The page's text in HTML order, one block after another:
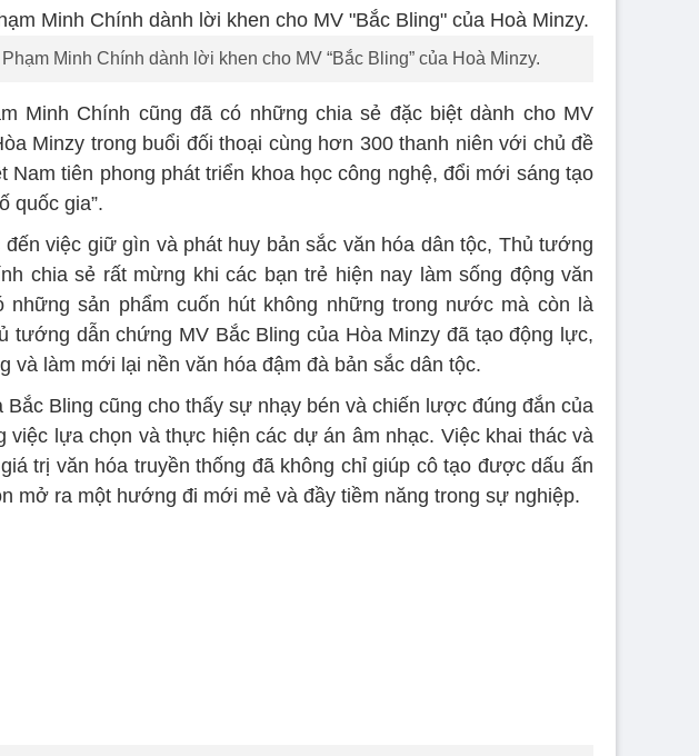
Minh Chính dành lời khen cho MV “Bắc Bling” của Hoà Minzy.
Minh Chính cũng đã có những chia sẻ đặc biệt dành cho MV
Minzy trong buổi đối thoại cùng hơn 300 thanh niên với chủ đề
Nam tiên phong phát triển khoa học công nghệ, đổi mới sáng tạo
quốc gia”.
đến việc giữ gìn và phát huy bản sắc văn hóa dân tộc, Thủ tướng
chia sẻ rất mừng khi các bạn trẻ hiện nay làm sống động văn
những sản phẩm cuốn hút không những trong nước mà còn là
tướng dẫn chứng MV Bắc Bling của Hòa Minzy đã tạo động lực,
và làm mới lại nền văn hóa đậm đà bản sắc dân tộc.
Bắc Bling cũng cho thấy sự nhạy bén và chiến lược đúng đắn của
việc lựa chọn và thực hiện các dự án âm nhạc. Việc khai thác và
trị văn hóa truyền thống đã không chỉ giúp cô tạo được dấu ấn
mở ra một hướng đi mới mẻ và đầy tiềm năng trong sự nghiệp.